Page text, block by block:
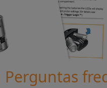
Perguntas